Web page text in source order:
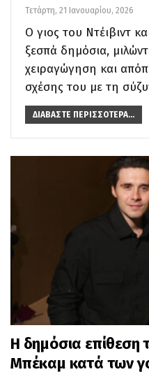
Τετάρτη, 21 Ιανουαρίου, 2026
Ο γιος του Ντέιβιντ
ξεσπά δημόσια,
χειραγώγηση και
σχέσης του με τη
ΔΙΑΒΆΣΤΕ ΠΕΡΙΣΣΌΤΕΡΑ...
Η δημόσια επίθεση
Μπέκαμ κατά των